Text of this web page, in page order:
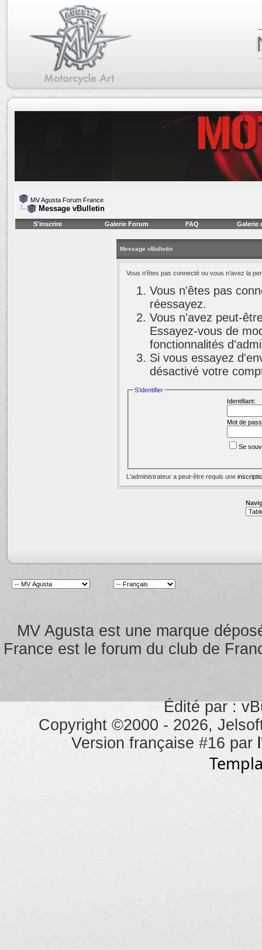
MV Agusta Forum France
Message vBulletin
S'inscrire Galerie Forum FAQ Galerie
Message vBulletin
Vous n'êtes pas connecté ou vous n'avez la
Vous n'êtes pas
réessayez.
Vous n'avez peut-
Essayez-vous de
fonctionnalités
Si vous essayez
désactivé votre
S'identifier
Identifiant:
Mot de
Se
L'administrateur a peut-être requis une
MV Agusta est une marque
France est le forum du club de
Édité par :
Copyright ©2000 - 2026,
Version française #16 par